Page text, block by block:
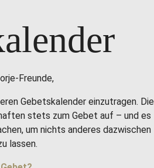
Freunde,
Gebetskalender einzutragen. Die
stets zum Gebet auf – und es
um nichts anderes dazwischen
lassen.